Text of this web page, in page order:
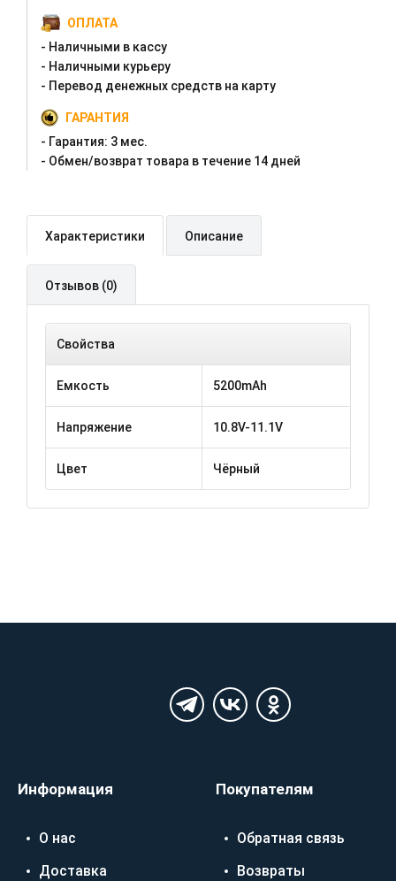
ОПЛАТА
- Наличными в кассу
- Наличными курьеру
- Перевод денежных средств на карту
ГАРАНТИЯ
- Гарантия: 3 мес.
- Oбмен/возврат товара в течение 14 дней
Характеристики Описание
Отзывов (0)
Свойства
Емкость 5200mAh
Напряжение 10.8V-11.1V
Цвет Чёрный
Информация
О нас
Доставка
Покупателям
Обратная связь
Возвраты